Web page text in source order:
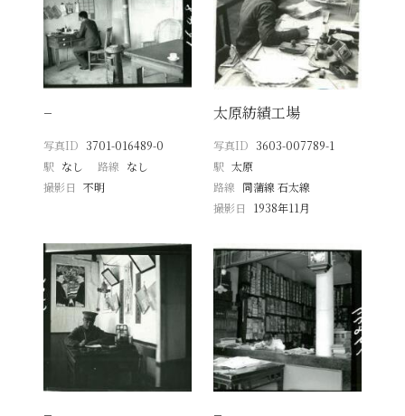
−
写真ID 3701-016489-0
駅 なし 路線 なし
撮影日
不明
太原紡績工場
写真ID 3603-007789-1
駅 太原
路線 同蒲線 石太線
撮影日
1938年11月